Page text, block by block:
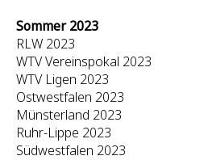
Sommer 2023
RLW 2023
WTV Vereinspokal 2023
WTV Ligen 2023
Ostwestfalen 2023
Münsterland 2023
Ruhr-Lippe 2023
Südwestfalen 2023